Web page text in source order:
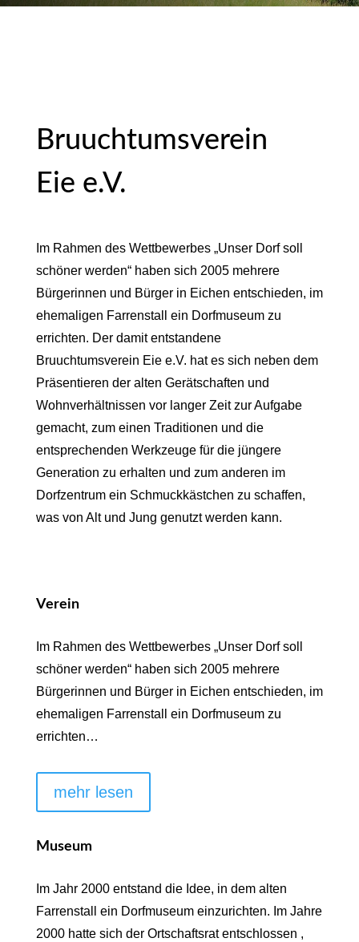
Bruuchtumsverein
Eie e.V.
Im Rahmen des Wettbewerbes „Unser Dorf soll
schöner werden“ haben sich 2005 mehrere
Bürgerinnen und Bürger in Eichen entschieden, im
ehemaligen Farrenstall ein Dorfmuseum zu
errichten. Der damit entstandene
Bruuchtumsverein Eie e.V. hat es sich neben dem
Präsentieren der alten Gerätschaften und
Wohnverhältnissen vor langer Zeit zur Aufgabe
gemacht, zum einen Traditionen und die
entsprechenden Werkzeuge für die jüngere
Generation zu erhalten und zum anderen im
Dorfzentrum ein Schmuckkästchen zu schaffen,
was von Alt und Jung genutzt werden kann.
Verein
Im Rahmen des Wettbewerbes „Unser Dorf soll
schöner werden“ haben sich 2005 mehrere
Bürgerinnen und Bürger in Eichen entschieden, im
ehemaligen Farrenstall ein Dorfmuseum zu
errichten…
mehr lesen
Museum
Im Jahr 2000 entstand die Idee, in dem alten
Farrenstall ein Dorfmuseum einzurichten. Im Jahre
2000 hatte sich der Ortschaftsrat entschlossen ,